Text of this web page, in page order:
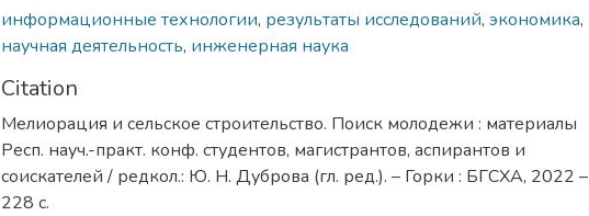
информационные технологии, результаты исследований, экономика,
научная деятельность, инженерная наука
Citation
Мелиорация и сельское строительство. Поиск молодежи : материалы
Респ. науч.-практ. конф. студентов, магистрантов, аспирантов и
соискателей / редкол.: Ю. Н. Дуброва (гл. ред.). – Горки : БГСХА, 2022 –
228 с.